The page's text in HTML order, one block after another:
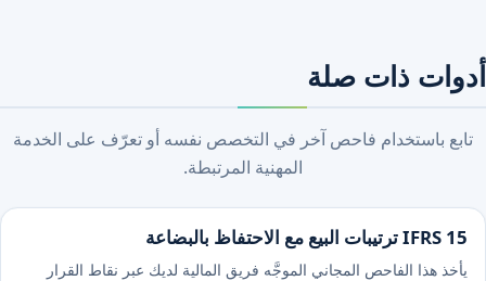
أدوات ذات صلة
تابع باستخدام فاحص آخر في التخصص نفسه أو تعرّف على الخدمة
المهنية المرتبطة.
IFRS 15 ترتيبات البيع مع الاحتفاظ بالبضاعة
يأخذ هذا الفاحص المجاني الموجَّه فريق المالية لديك عبر نقاط القرار